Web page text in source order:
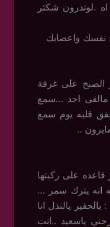
.لوتدرون شكثر
نفسك واعصابك
الصبح على غرفة
احد …سمع
قلبه يوم سمع
..
على ركبتها
انه يترك سمر …
يالنذل انا
ياسعيد ..انت